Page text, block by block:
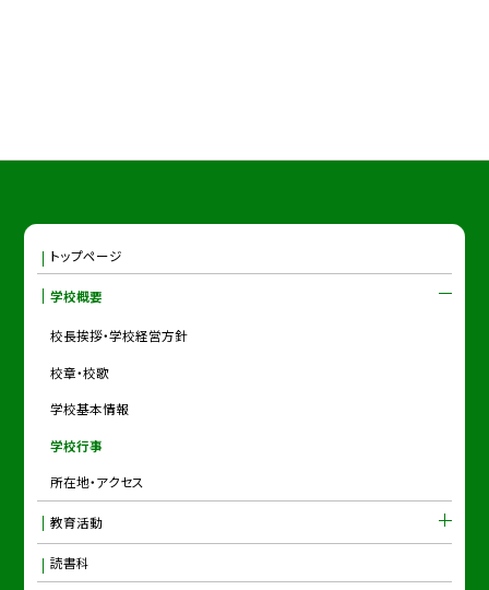
トップページ
学校概要
校長挨拶・学校経営方針
校章・校歌
学校基本情報
学校行事
所在地・アクセス
教育活動
読書科